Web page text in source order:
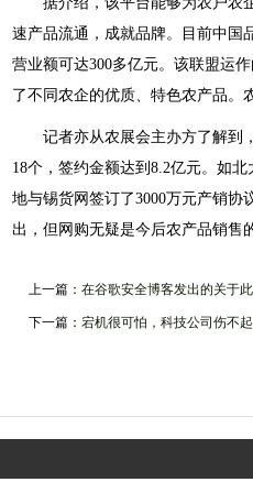
速产品流通，成就品牌。目前中国
营业额可达300多亿元。该联盟运
了不同农企的优质、特色农产品。
记者亦从农展会主办方了解到，
18个，签约金额达到8.2亿元。如
地与锡货网签订了3000万元产销
出，但网购无疑是今后农产品销售
上一篇： 在谷歌安全博客发出的关于
下一篇： 宕机很可怕，科技公司伤不起